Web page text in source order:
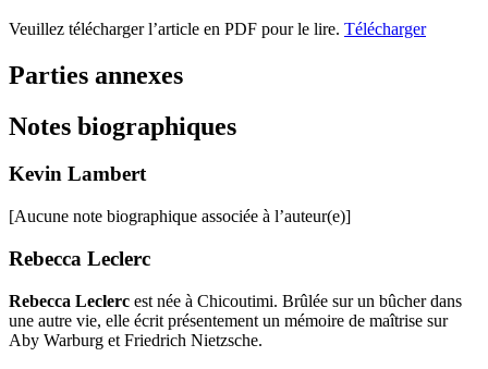
Veuillez télécharger l’article en PDF pour le lire. Télécharger
Parties annexes
Notes biographiques
Kevin Lambert
[Aucune note biographique associée à l’auteur(e)]
Rebecca Leclerc
Rebecca Leclerc est née à Chicoutimi. Brûlée sur un bûcher dans
une autre vie, elle écrit présentement un mémoire de maîtrise sur
Aby Warburg et Friedrich Nietzsche.